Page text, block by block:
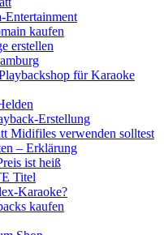
Entertainment
kaufen
erstellen
für Karaoke
Erstellung
Midifiles verwenden solltest
– Erklärung
ist heiß
Titel
Karaoke?
kaufen